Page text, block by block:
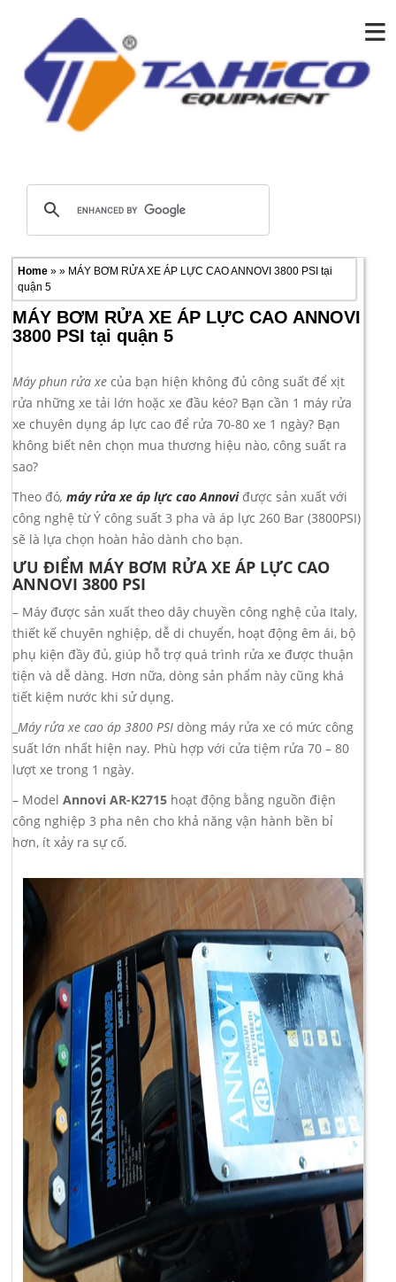
≡
Home» » MÁY BƠM RỬA XE ÁP LỰC CAO ANNOVI 3800 PSI tại
quận 5
MÁY BƠM RỬA XE ÁP LỰC CAO ANNOVI
3800 PSI tại quận 5
Máy phun rửa xe của bạn hiện không đủ công suất để xịt
rửa những xe tải lớn hoặc xe đầu kéo? Bạn cần 1 máy rửa
xe chuyên dụng áp lực cao để rửa 70-80 xe 1 ngày? Bạn
không biết nên chọn mua thương hiệu nào, công suất ra
sao?
Theo đó,máy rửa xe áp lực caoAnnoviđược sản xuất với
công nghệ từ Ý công suất 3 pha và áp lực 260 Bar (3800PSI)
sẽ là lựa chọn hoàn hảo dành cho bạn.
ƯU ĐIỂM MÁY BƠM RỬA XE ÁP LỰC CAO
ANNOVI 3800 PSI
– Máy được sản xuất theo dây chuyền công nghệ của Italy,
thiết kế chuyên nghiệp, dễ di chuyển, hoạt động êm ái, bộ
phụ kiện đầy đủ, giúp hỗ trợ quá trình rửa xe được thuận
tiện và dễ dàng. Hơn nữa, dòng sản phẩm này cũng khá
tiết kiệm nước khi sử dụng.
_Máy rửa xe cao áp 3800 PSI dòng máy rửa xe có mức công
suất lớn nhất hiện nay. Phù hợp với cửa tiệm rửa 70 – 80
lượt xe trong 1 ngày.
– Model Annovi AR-K2715 hoạt động bằng nguồn điện
công nghiệp 3 pha nên cho khả năng vận hành bền bỉ
hơn, ít xảy ra sự cố.